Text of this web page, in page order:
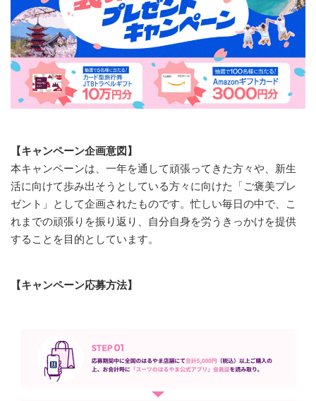
【キャンペーン企画意図】
本キャンペーンは、一年を通して頑張ってきた方々や、新生
活に向けて歩み出そうとしている方々に向けた「ご褒美プレ
ゼント」として企画されたものです。忙しい毎日の中で、こ
れまでの頑張りを振り返り、自分自身を労うきっかけを提供
することを目的としています。
【キャンペーン応募方法】